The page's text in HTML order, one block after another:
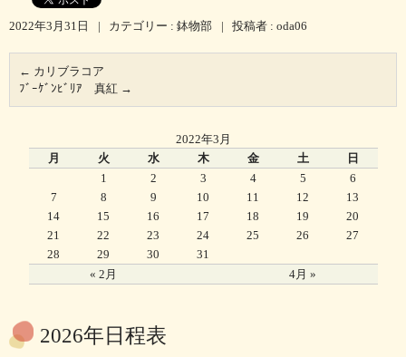
2022年3月31日 | カテゴリー : 鉢物部 | 投稿者 : oda06
← カリブラコア
ﾌﾞｰｹﾞﾝﾋﾞﾘｱ 真紅 →
2022年3月
月
火 水 木 金 土 日
« 2月 4月 »
1 2 3 4 5
6
7
8 9 10 11 12
13
14
15 16 17 18 19
20
21
22 23 24 25 26
27
28
29 30 31
2026年日程表